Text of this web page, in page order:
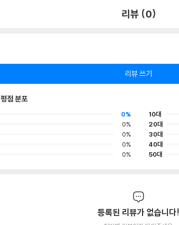
리뷰 (0)
리뷰 쓰기
평점 분포
0%
0%
0%
0%
0%
10대
20대
30대
40대
50대
등록된 리뷰가 없습니다!